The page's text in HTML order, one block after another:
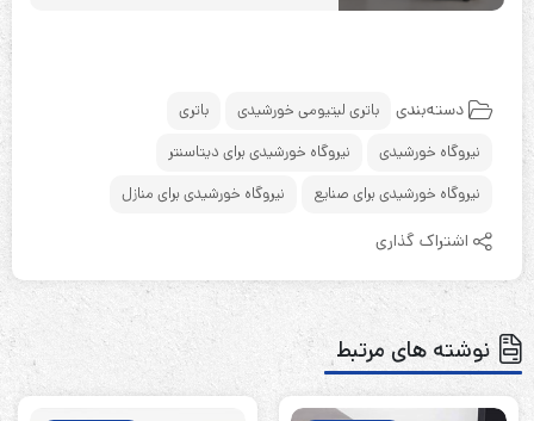
دسته‌بندی باتری لیتیومی خورشیدی
باتری
نیروگاه خورشیدی
نیروگاه خورشیدی برای دیتاسنتر
نیروگاه خورشیدی برای صنایع
نیروگاه خورشیدی برای منازل
اشتراک گذاری
نوشته های مرتبط